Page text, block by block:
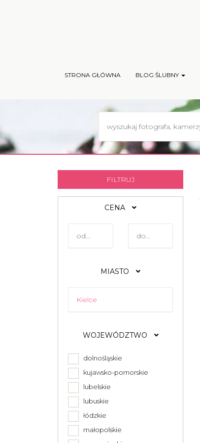
STRONA GŁÓWNA BLOG ŚLUBNY
FILTRUJ
CENA
MIASTO
WOJEWÓDZTWO
dolnośląskie
kujawsko-pomorskie
lubelskie
lubuskie
łódzkie
małopolskie